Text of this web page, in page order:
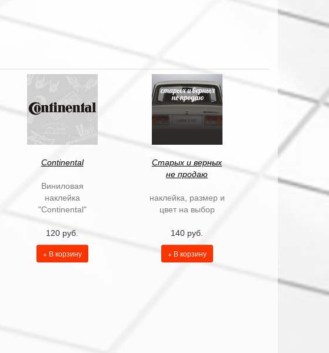
Continental
Виниловая
наклейка
"Continental"
120 руб.
+ В корзину
Старых и верных
не продаю
наклейка, размер и
цвет на выбор
140 руб.
+ В корзину